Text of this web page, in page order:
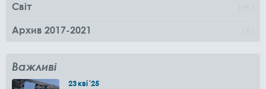
Світ
Архив 2017-2021
Важливі
23кві'25